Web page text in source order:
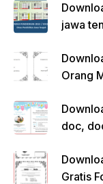
jawa
Orang
doc,
Gratis